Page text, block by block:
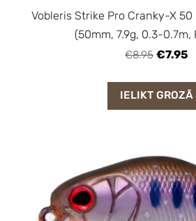
Vobleris Strike Pro Cranky-X 50
(50mm, 7.9g, 0.3-0.7m,
€8.95 €7.95
IELIKT GROZĀ